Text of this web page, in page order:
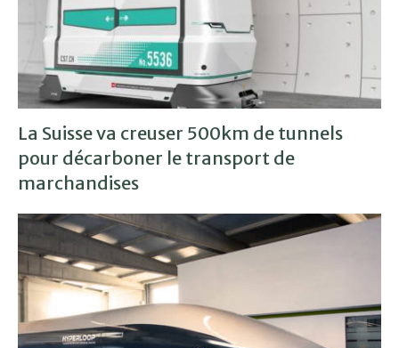
La Suisse va creuser 500km de tunnels
pour décarboner le transport de
marchandises